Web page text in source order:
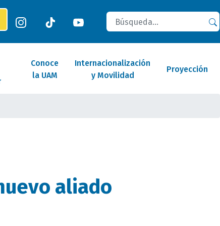
Buscar
Conoce
la UAM
Internacionalización
y Movilidad
Proyección
aliado